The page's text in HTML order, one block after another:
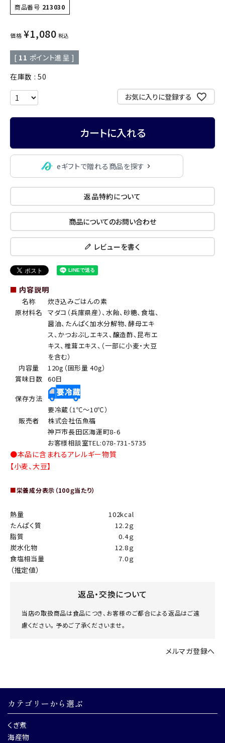
商品番号 213030
価格 ¥1,080 税込
[ 11 ポイント進呈 ]
在庫数
50
お気に入りに登録する
カートに入れる
eギフトで贈れる商品を探す
返品特約について
商品についてのお問い合わせ
レビューを書く
■ 内容説明
名称
炊き込みごはんの素
原材料名
マダコ（兵庫県産）、水飴、砂糖、食塩、
醤油、たんぱく加水分解物、酵母エキ
ス、かつおぶしエキス、醸造酢、昆布エ
キス、椎茸エキス、（一部に小麦・大豆
を含む）
内容量
120g（固形量 40g）
賞味日数 60日
保存方法
要冷蔵（1℃～10℃）
販売者
株式会社伍魚福
神戸市長田区海運町8-6
お客様相談室TEL:078-731-5735
●本品に含まれるアレルギー物質
【小麦、大豆】
■栄養成分表示（100ｇ当たり）
熱量
102kcal
たんぱく質
12.2ｇ
脂質
0.4ｇ
炭水化物
12.8ｇ
食塩相当量
7.0ｇ
（推定値）
返品・交換について
当店の取扱商品は食品につき、お客様のご都合による返品はご遠
慮ください。 予めご了承くださいませ。
メルマガ登録へ
カテゴリーから選ぶ
くぎ煮
海産物